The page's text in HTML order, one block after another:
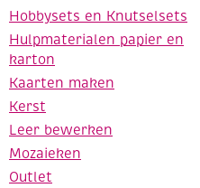
Hobbysets en Knutselsets
Hulpmaterialen papier en
karton
Kaarten maken
Kerst
Leer bewerken
Mozaieken
Outlet